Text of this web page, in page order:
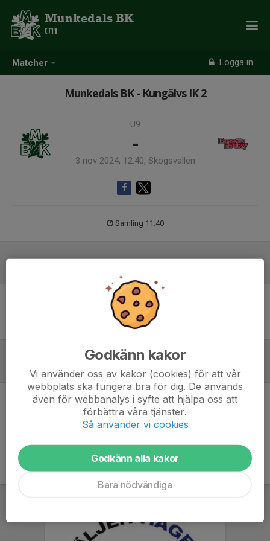
Matcher Logga in
Munkedals BK
U11
Munkedals BK - Kungälvs IK 2
U9
-
3 nov 2024, 12:40, Skogsvallen
Samling 11:40
Ingen uppställning ifylld
Referat
Inget referat skrivet
Godkänn kakor
Vi använder oss av kakor (cookies) för att vår
webbplats ska fungera bra för dig. De används
även för webbanalys i syfte att hjälpa oss att
förbättra våra tjänster.
Så använder vi cookies
Godkänn alla kakor
Bara nödvändiga